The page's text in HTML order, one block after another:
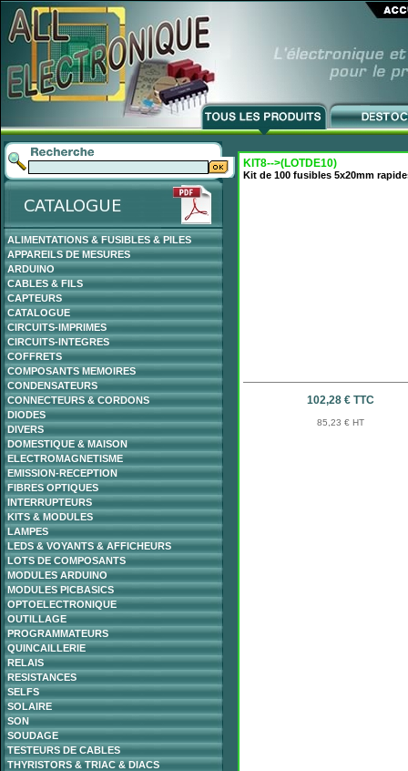
ALIMENTATIONS & FUSIBLES & PILES
APPAREILS DE MESURES
ARDUINO
CABLES & FILS
CAPTEURS
CATALOGUE
CIRCUITS-IMPRIMES
CIRCUITS-INTEGRES
COFFRETS
COMPOSANTS MEMOIRES
CONDENSATEURS
CONNECTEURS & CORDONS
DIODES
DIVERS
DOMESTIQUE & MAISON
ELECTROMAGNETISME
EMISSION-RECEPTION
FIBRES OPTIQUES
INTERRUPTEURS
KITS & MODULES
LAMPES
LEDS & VOYANTS & AFFICHEURS
LOTS DE COMPOSANTS
MODULES ARDUINO
MODULES PICBASICS
OPTOELECTRONIQUE
OUTILLAGE
PROGRAMMATEURS
QUINCAILLERIE
RELAIS
RESISTANCES
SELFS
SOLAIRE
SON
SOUDAGE
TESTEURS DE CABLES
THYRISTORS & TRIAC & DIACS
KIT8-->(LOTDE10)
Kit de 100 fusibles 5x20mm
102,28 € TTC
85,23 € HT